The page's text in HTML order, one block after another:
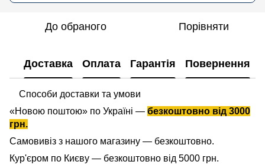
До обраного Порівняти
Доставка Оплата Гарантія Повернення
Способи доставки та умови
«Новою поштою» по Україні — безкоштовно від 3000
грн.
Самовивіз з нашого магазину — безкоштовно.
Кур'єром по Києву — безкоштовно від 5000 грн.